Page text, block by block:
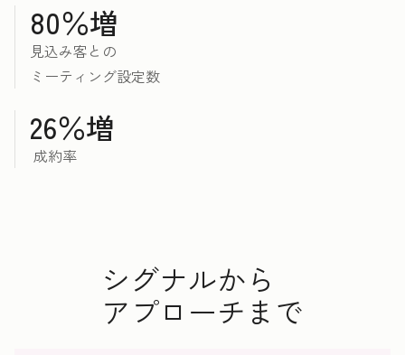
80％増
見込み客との
ミーティング設定数
26％増
成約率
シグナルから
アプローチまで